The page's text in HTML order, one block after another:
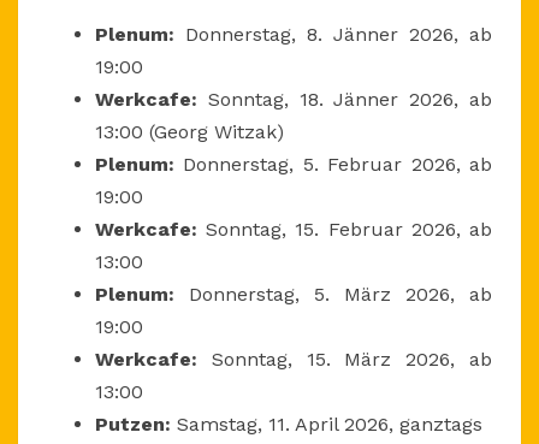
Plenum: Donnerstag, 8. Jänner 2026, ab
19:00
Werkcafe: Sonntag, 18. Jänner 2026, ab
13:00 (Georg Witzak)
Plenum: Donnerstag, 5. Februar 2026, ab
19:00
Werkcafe: Sonntag, 15. Februar 2026, ab
13:00
Plenum: Donnerstag, 5. März 2026, ab
19:00
Werkcafe: Sonntag, 15. März 2026, ab
13:00
Putzen: Samstag, 11. April 2026, ganztags